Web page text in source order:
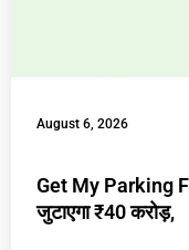
August 6, 2026
Get My Parking
जुटाएगा ₹40 करोड़,